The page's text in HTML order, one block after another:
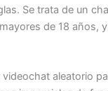
Se trata de un
de 18 años,
videochat aleatorio